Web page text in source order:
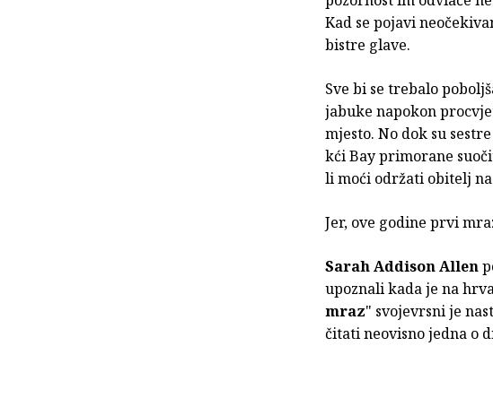
Kad se pojavi
bistre glave.
Sve bi se trebalo
jabuke napokon
mjesto. No dok su
kći Bay primorane
li moći održati obitelj
Jer, ove godine prvi
Sarah Addison Allen
upoznali kada je na
mraz" svojevrsni je
čitati neovisno jedna o